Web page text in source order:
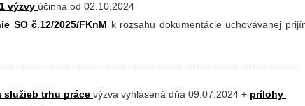
výzvy účinná od 02.10.2024
SO č.12/2025/FKnM k rozsahu dokumentácie uchovávanej
služieb trhu práce výzva vyhlásená dňa 09.07.2024 + prílohy